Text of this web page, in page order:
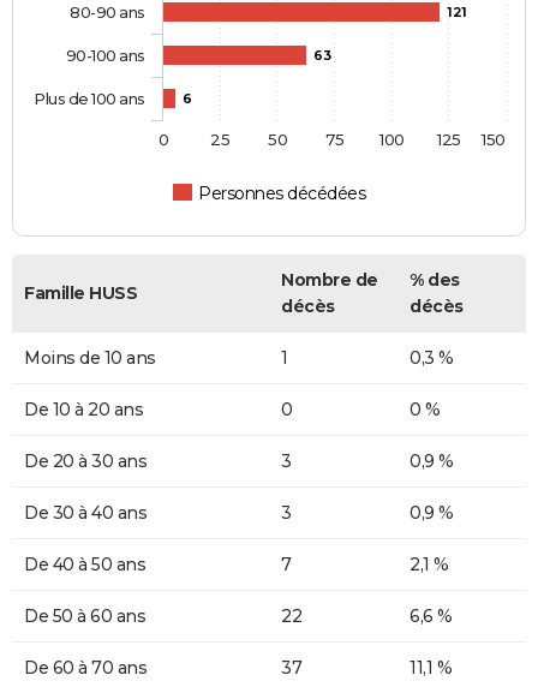
121
63
6
Personnes décédées
80-90 ans
90-100 ans
Plus de 100 ans
0 25 50 75 100 125 150
Famille HUSS
Nombre de
décès
% des
décès
Moins de 10 ans 1 0,3 %
De 10 à 20 ans 0 0 %
De 20 à 30 ans 3 0,9 %
De 30 à 40 ans 3 0,9 %
De 40 à 50 ans 7 2,1 %
De 50 à 60 ans 22 6,6 %
De 60 à 70 ans 37 11,1 %